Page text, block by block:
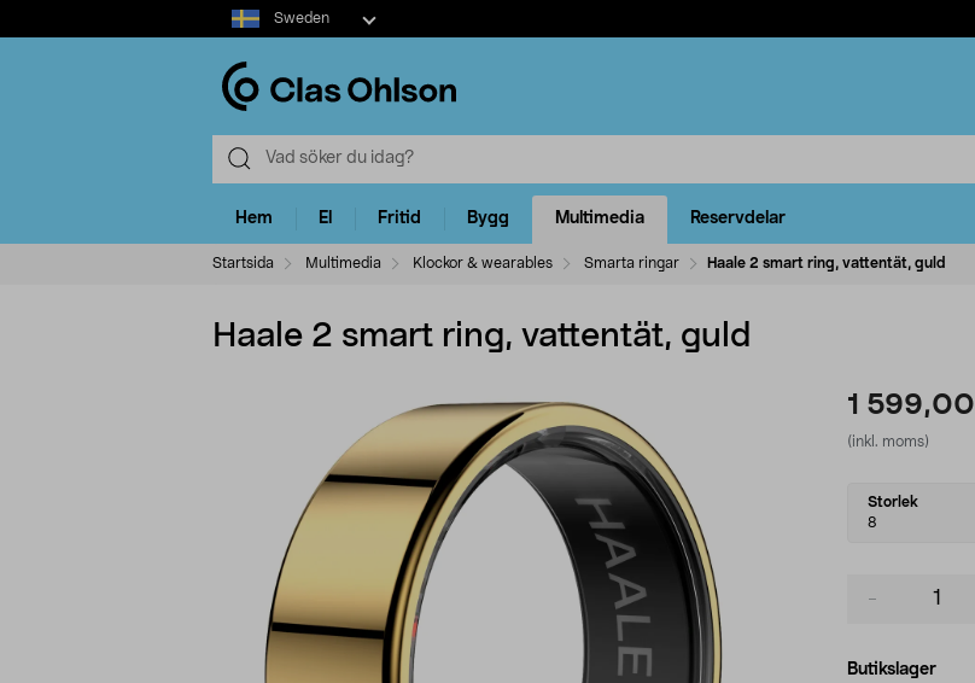
Select
market
Sweden
Hem El Fritid Bygg Multimedia Reservdelar
Startsida Multimedia Klockor & wearables Smarta ringar Haale 2 smart ring, vattentät, guld
Haale 2 smart ring, vattentät, guld
1 599,00
(inkl. moms)
Select
variant
Storlek
8
Butikslager